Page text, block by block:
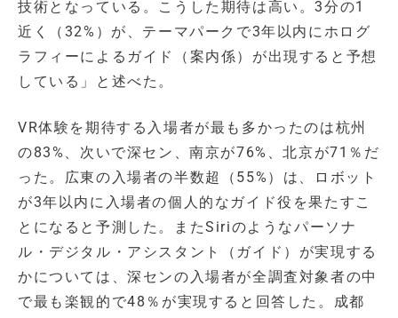
技術となっている。こうした期待は高い。3分の1
近く（32%）が、テーマパークで3年以内にホログ
ラフィーによるガイド（案内係）が出現すると予想
している」と述べた。
VR体験を期待する入場者が最も多かったのは杭州
の83%、次いで深セン、南京が76%、北京が71％だ
った。広東の入場者の半数超（55%）は、ロボット
が3年以内に入場者の個人的なガイド役を果たすこ
とになると予測した。またSiriのようなパーソナ
ル・デジタル・アシスタント（ガイド）が実現する
かについては、深センの入場者が全調査対象者の中
で最も楽観的で48％が実現すると回答した。成都